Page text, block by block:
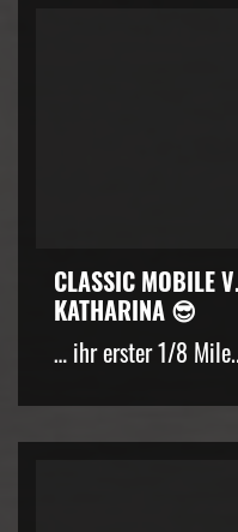
CLASSIC MOBILE
KATHARINA 😎
… ihr erster 1/8